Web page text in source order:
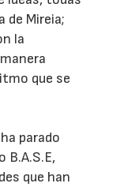
de Mireia;
la
que se
parado
B.A.S.E,
que han